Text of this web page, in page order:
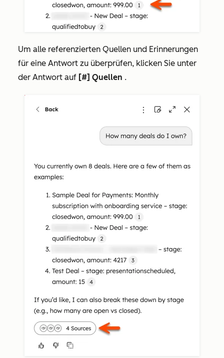
Um alle referenzierten Quellen und Erinnerungen
für eine Antwort zu überprüfen, klicken Sie unter
der Antwort auf [#] Quellen .